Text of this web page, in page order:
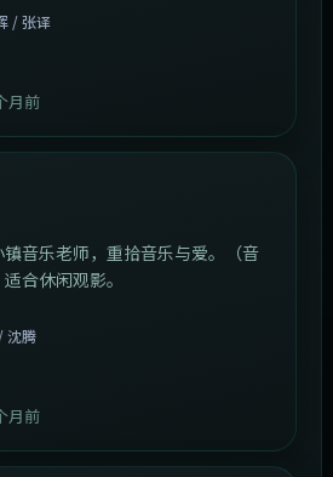
/ 张译
月前
音乐老师，重拾音乐与爱。（音
合休闲观影。
沈腾
月前